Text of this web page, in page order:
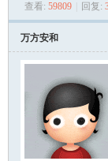
» ›
查看: 59809 回复:
万方安和